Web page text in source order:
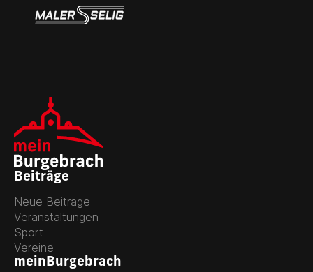
Beiträge
Neue Beiträge
Veranstaltungen
Sport
Vereine
meinBurgebrach